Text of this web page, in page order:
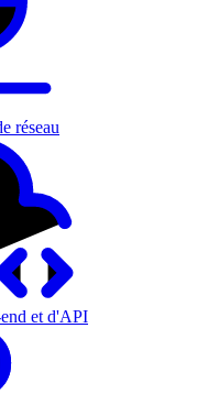
réseau
et d'API